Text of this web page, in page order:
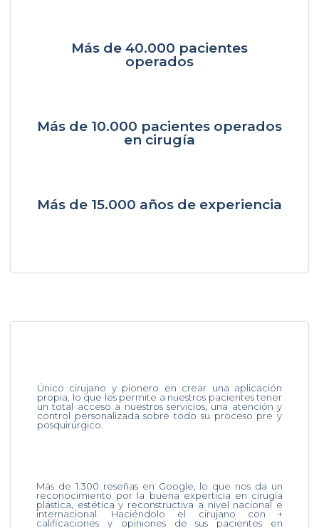
Más de 40.000 pacientes
operados
Más de 10.000 pacientes operados
en cirugía
Más de 15.000 años de experiencia
Único cirujano y pionero en crear una aplicación
propia, lo que les permite a nuestros pacientes tener
un total acceso a nuestros servicios, una atención y
control personalizada sobre todo su proceso pre y
posquirúrgico.
Más de 1.300 reseñas en Google, lo que nos da un
reconocimiento por la buena experticia en cirugía
plástica, estética y reconstructiva a nivel nacional e
internacional. Haciéndolo el cirujano con +
calificaciones y opiniones de sus pacientes en